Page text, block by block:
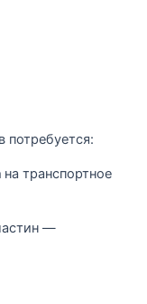
потребуется:
на транспортное
—